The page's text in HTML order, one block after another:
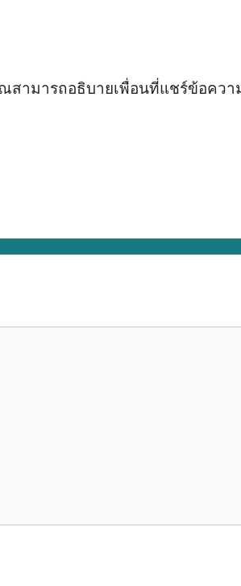
ามารถอธิบายเพื่อนที่แชร์ข้อคว